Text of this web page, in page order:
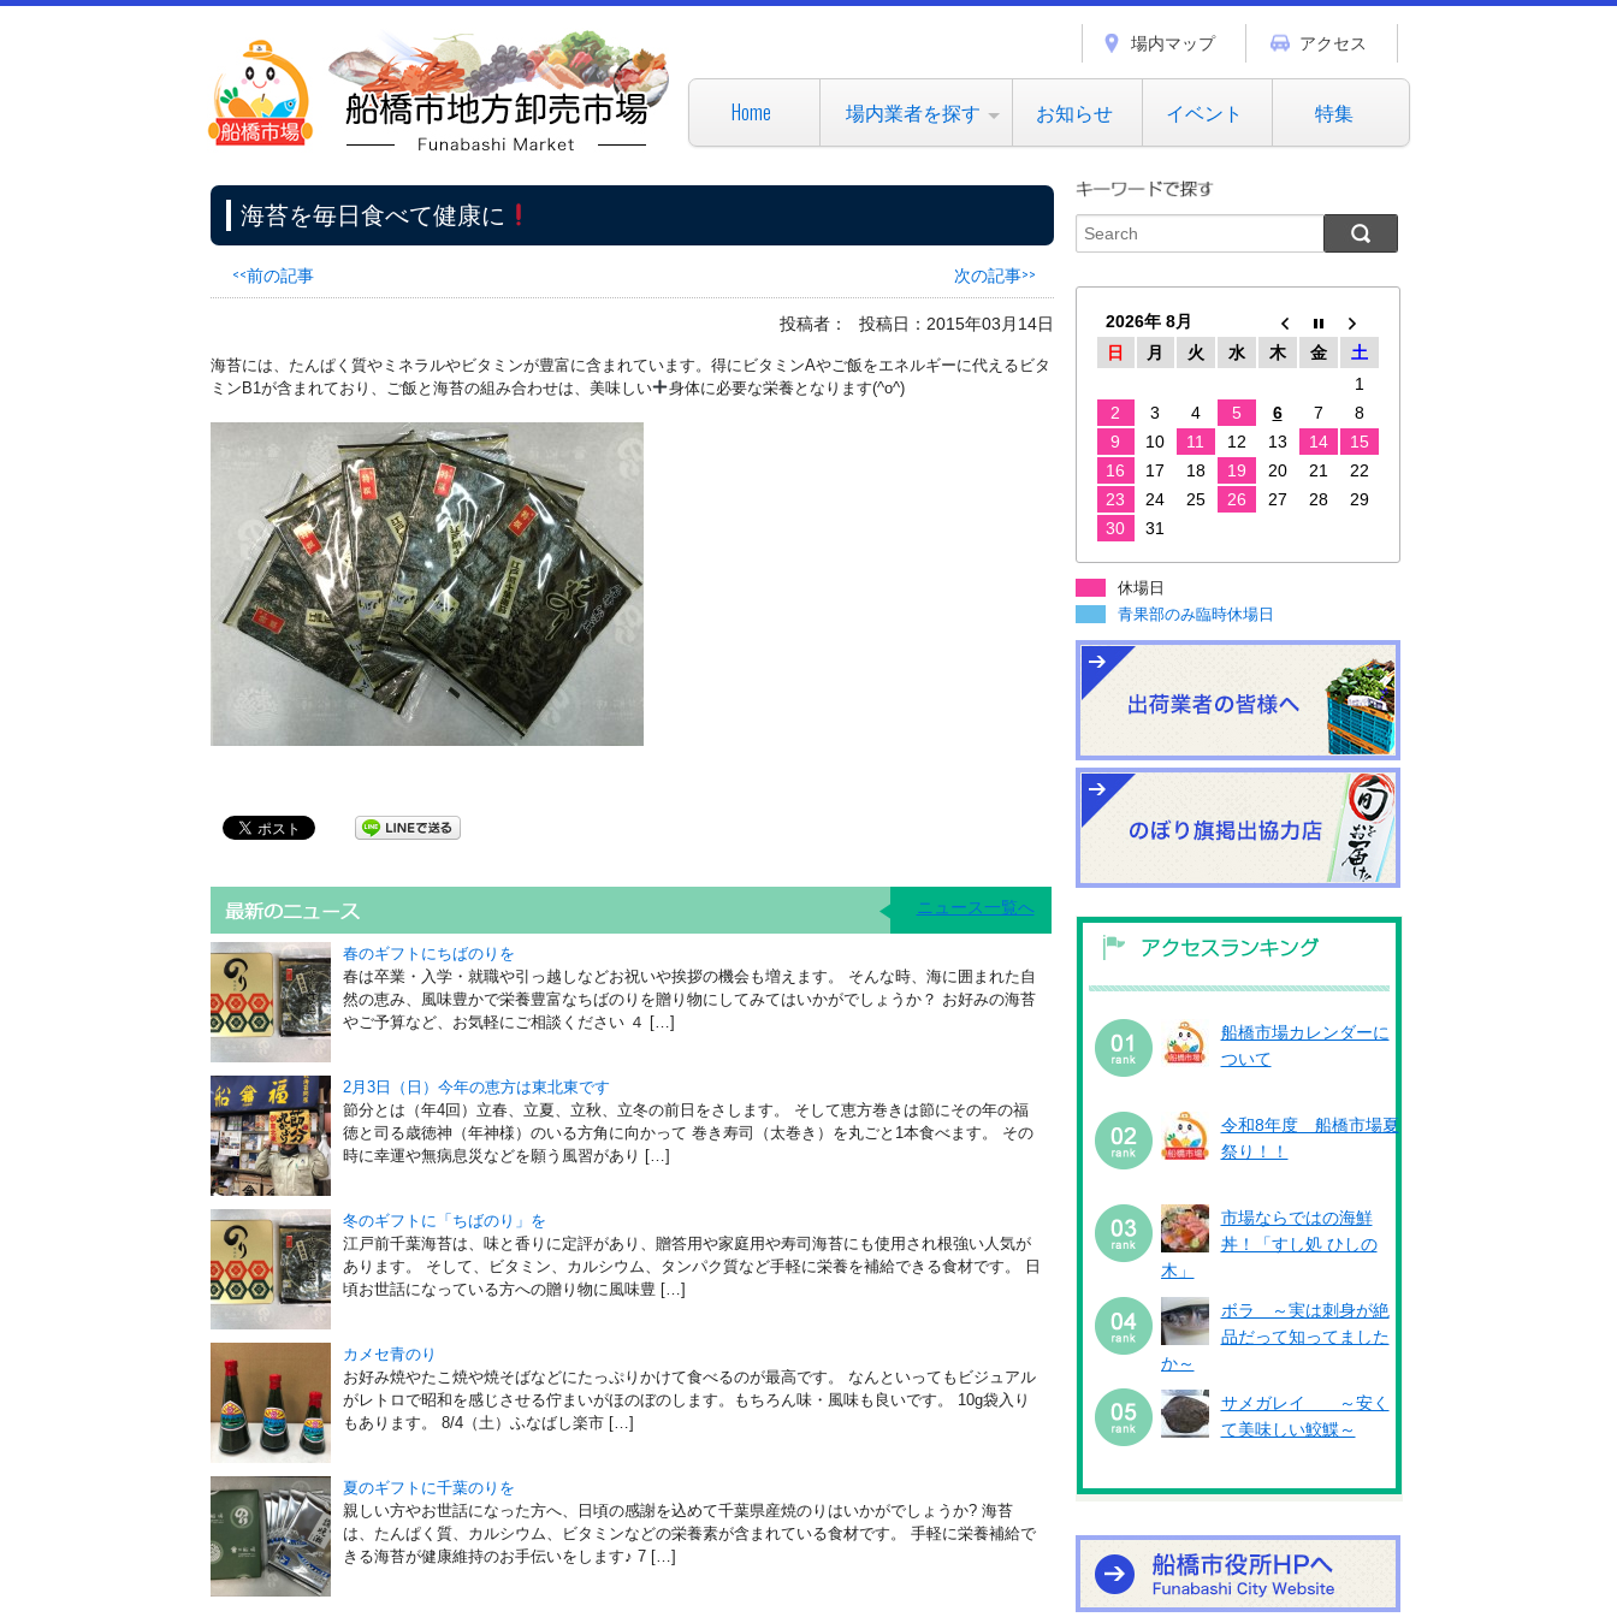
場内マップ アクセス
Home 場内業者を探す お知らせ イベント 特集
海苔を毎日食べて健康に
<<前の記事 次の記事>>
投稿者： 投稿日：2015年03月14日
海苔には、たんぱく質やミネラルやビタミンが豊富に含まれています。 得にビタミンAやご飯をエネルギーに代えるビタ
ミンB1が含まれており、ご飯と海苔の組み合わせは、美味しい
身体に必要な栄養となります(^o^)
ニュース一覧へ
春のギフトにちばのりを
春は卒業・入学・就職や引っ越しなどお祝いや挨拶の機会も増えます。 そんな時、海に囲まれた自
然の恵み、風味豊かで栄養豊富なちばのりを贈り物にしてみてはいかがでしょうか？ お好みの海苔
やご予算など、お気軽にご相談ください ４ […]
2月3日（日）今年の恵方は東北東です
節分とは（年4回）立春、立夏、立秋、立冬の前日をさします。 そして恵方巻きは節にその年の福
徳と司る歳徳神（年神様）のいる方角に向かって 巻き寿司（太巻き）を丸ごと1本食べます。 その
時に幸運や無病息災などを願う風習があり […]
冬のギフトに「ちばのり」を
江戸前千葉海苔は、味と香りに定評があり、贈答用や家庭用や寿司海苔にも使用され根強い人気が
あります。 そして、ビタミン、カルシウム、タンパク質など手軽に栄養を補給できる食材です。 日
頃お世話になっている方への贈り物に風味豊 […]
カメセ青のり
お好み焼やたこ焼や焼そばなどにたっぷりかけて食べるのが最高です。 なんといってもビジュアル
がレトロで昭和を感じさせる佇まいがほのぼのします。もちろん味・風味も良いです。 10g袋入り
もあります。 8/4（土）ふなばし楽市 […]
夏のギフトに千葉のりを
親しい方やお世話になった方へ、日頃の感謝を込めて千葉県産焼のりはいかがでしょうか? 海苔
は、たんぱく質、カルシウム、ビタミンなどの栄養素が含まれている食材です。 手軽に栄養補給で
きる海苔が健康維持のお手伝いをします♪ 7 […]
2026年 8月
日
月 火 水 木 金
土
1
2
3 4 5 6 7
8
9
10 11 12 13 14
15
16
17 18 19 20 21
22
23
24 25 26 27 28
29
30
31
休場日
青果部のみ臨時休場日
船橋市場カレンダーに
ついて
令和8年度 船橋市場夏
祭り！！
市場ならではの海鮮
丼！「すし処 ひしの
木」
ボラ ～実は刺身が絶
品だって知ってました
か～
サメガレイ ～安く
て美味しい鮫鰈～